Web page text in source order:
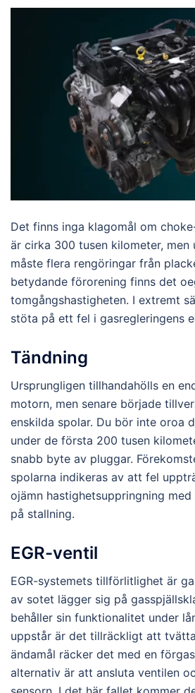
Det finns inga klagomål om
är cirka 300 tusen kilometer, men
måste flera rengöringar från
betydande förorening finns det
tomgångshastigheten. I extremt
stöta på ett fel i gasregleringens
Tändning
Ursprungligen tillhandahölls en
motorn, men senare började
enskilda spolar. Du bör inte oroa
under de första 200 tusen
snabb byte av pluggar.
spolarna indikeras av att fel
ojämn hastighetsuppringning
på stallning.
EGR-ventil
EGR-systemets tillförlitlighet är
av sotet lägger sig på
behåller sin funktionalitet under
uppstår är det tillräckligt att
ändamål räcker det med en
alternativ är att ansluta ventilen